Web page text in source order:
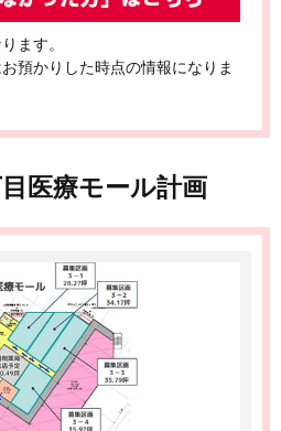
ます。
預かりした時点の情報になりま
医療モール計画